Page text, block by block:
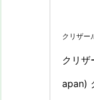
クリザー
クリ
apan)